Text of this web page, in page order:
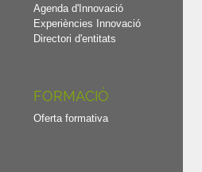
Agenda d'Innovació
Experiències Innovació
Directori d'entitats
FORMACIÓ
Oferta formativa